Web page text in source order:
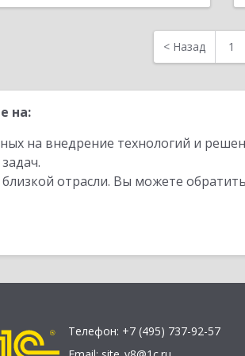
< Назад 1
на:
на внедрение технологий и
отрасли. Вы можете
Телефон: +7 (495) 737-92-57